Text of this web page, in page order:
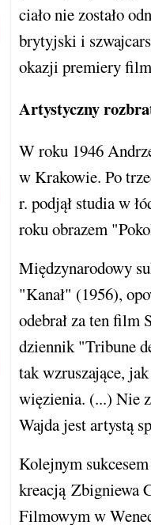
ciało nie zostało
brytyjski i
okazji premiery
Artystyczny
W roku 1946
w Krakowie. Po
r. podjął studia w
roku obrazem
Międzynarodowy
"Kanał" (1956),
odebrał za ten film
dziennik "Tribune
tak wzruszające,
więzienia. (...) Nie
Wajda jest artystą
Kolejnym
kreacją Zbigniewa
Filmowym w